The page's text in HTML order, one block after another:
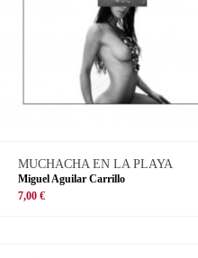
MUCHACHA EN LA PLAYA
Miguel Aguilar Carrillo
7,00 €